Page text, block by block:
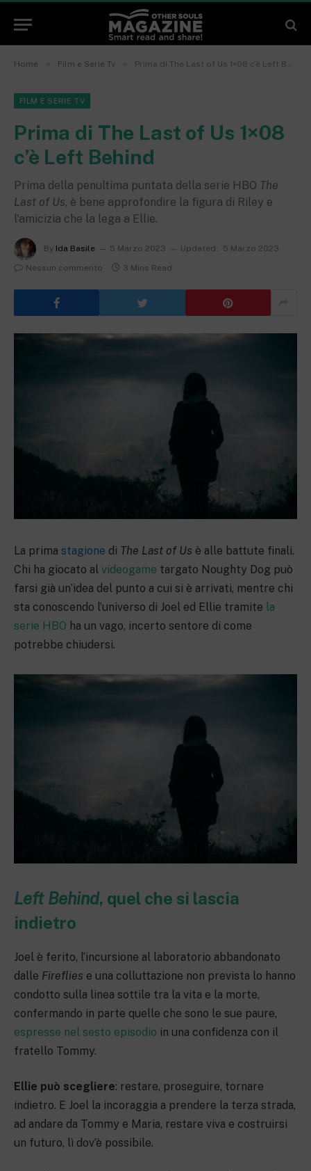
Home » Film e Serie Tv » Prima di The Last of Us 1×08 c’è Left Behind
FILM E SERIE TV
Prima di The Last of Us 1×08
c’è Left Behind
Prima della penultima puntata della serie HBO The
Last of Us, è bene approfondire la figura di Riley e
l'amicizia che la lega a Ellie.
By Ida Basile 5 Marzo 2023 Updated:
5 Marzo 2023
Nessun commento
3 Mins Read
La prima stagione di The Last of Us è alle battute finali.
Chi ha giocato al videogame targato Noughty Dog può
farsi già un’idea del punto a cui si è arrivati, mentre chi
sta conoscendo l’universo di Joel ed Ellie tramite la
serie HBO ha un vago, incerto sentore di come
potrebbe chiudersi.
Left Behind, quel che si lascia
indietro
Joel è ferito, l’incursione al laboratorio abbandonato
dalle Fireflies e una colluttazione non prevista lo hanno
condotto sulla linea sottile tra la vita e la morte,
confermando in parte quelle che sono le sue paure,
espresse nel sesto episodio in una confidenza con il
fratello Tommy.
Ellie può scegliere: restare, proseguire, tornare
indietro. E Joel la incoraggia a prendere la terza strada,
ad andare da Tommy e Maria, restare viva e costruirsi
un futuro, lì dov’è possibile.